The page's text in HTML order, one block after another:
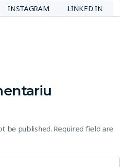
INSTAGRAM LINKED IN
be published. Required field are